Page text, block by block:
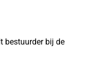
bestuurder bij de